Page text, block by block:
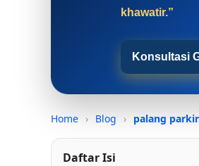
khawatir.”
Konsultasi
Home › Blog › palang parkir
Daftar Isi